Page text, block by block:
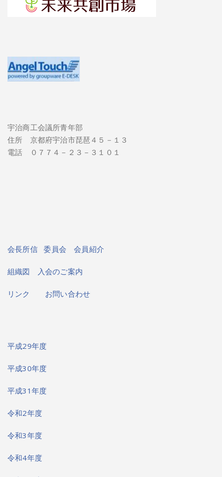
宇治商工会議所青年部
住所 京都府宇治市琵琶４５－１３
電話 ０７７４－２３－３１０１
会長所信 委員会会員紹介
組織図 入会のご案内
リンク お問い合わせ
平成29年度
平成30年度
平成31年度
令和2年度
令和3年度
令和4年度